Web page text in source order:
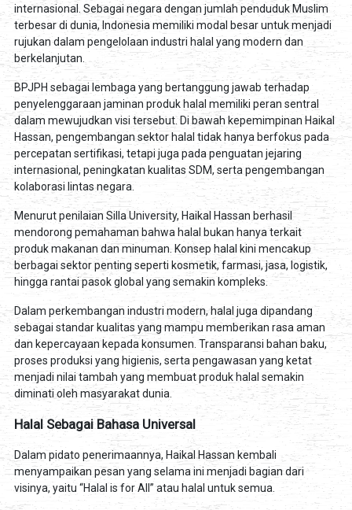
internasional. Sebagai negara dengan jumlah penduduk Muslim
terbesar di dunia, Indonesia memiliki modal besar untuk menjadi
rujukan dalam pengelolaan industri halal yang modern dan
berkelanjutan.
BPJPH sebagai lembaga yang bertanggung jawab terhadap
penyelenggaraan jaminan produk halal memiliki peran sentral
dalam mewujudkan visi tersebut. Di bawah kepemimpinan Haikal
Hassan, pengembangan sektor halal tidak hanya berfokus pada
percepatan sertifikasi, tetapi juga pada penguatan jejaring
internasional, peningkatan kualitas SDM, serta pengembangan
kolaborasi lintas negara.
Menurut penilaian Silla University, Haikal Hassan berhasil
mendorong pemahaman bahwa halal bukan hanya terkait
produk makanan dan minuman. Konsep halal kini mencakup
berbagai sektor penting seperti kosmetik, farmasi, jasa, logistik,
hingga rantai pasok global yang semakin kompleks.
Dalam perkembangan industri modern, halal juga dipandang
sebagai standar kualitas yang mampu memberikan rasa aman
dan kepercayaan kepada konsumen. Transparansi bahan baku,
proses produksi yang higienis, serta pengawasan yang ketat
menjadi nilai tambah yang membuat produk halal semakin
diminati oleh masyarakat dunia.
Halal Sebagai Bahasa Universal
Dalam pidato penerimaannya, Haikal Hassan kembali
menyampaikan pesan yang selama ini menjadi bagian dari
visinya, yaitu “Halal is for All” atau halal untuk semua.